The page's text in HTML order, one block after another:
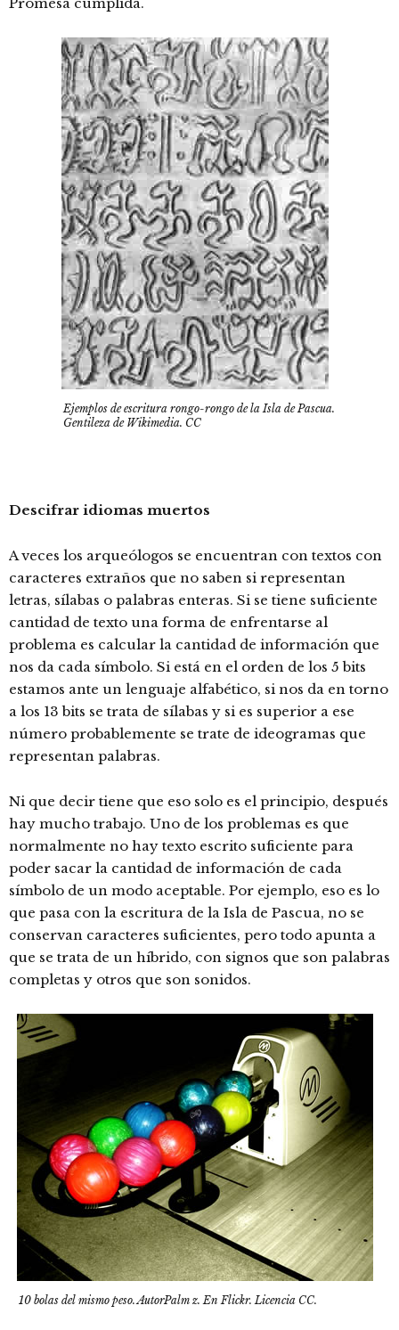
Ejemplos de escritura rongo-rongo de la Isla de Pascua.
Gentileza de Wikimedia. CC
Descifrar idiomas muertos
A veces los arqueólogos se encuentran con textos con
caracteres extraños que no saben si representan
letras, sílabas o palabras enteras. Si se tiene suficiente
cantidad de texto una forma de enfrentarse al
problema es calcular la cantidad de información que
nos da cada símbolo. Si está en el orden de los 5 bits
estamos ante un lenguaje alfabético, si nos da en torno
a los 13 bits se trata de sílabas y si es superior a ese
número probablemente se trate de ideogramas que
representan palabras.
Ni que decir tiene que eso solo es el principio, después
hay mucho trabajo. Uno de los problemas es que
normalmente no hay texto escrito suficiente para
poder sacar la cantidad de información de cada
símbolo de un modo aceptable. Por ejemplo, eso es lo
que pasa con la escritura de la Isla de Pascua, no se
conservan caracteres suficientes, pero todo apunta a
que se trata de un híbrido, con signos que son palabras
completas y otros que son sonidos.
10 bolas del mismo peso. AutorPalm z. En Flickr. Licencia CC.